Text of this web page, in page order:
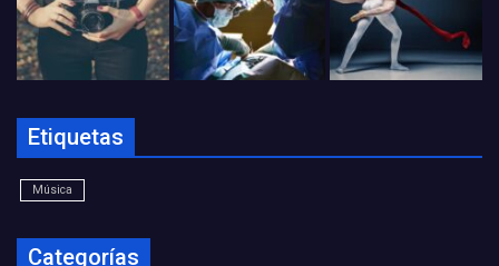
Etiquetas
Música
Categorías